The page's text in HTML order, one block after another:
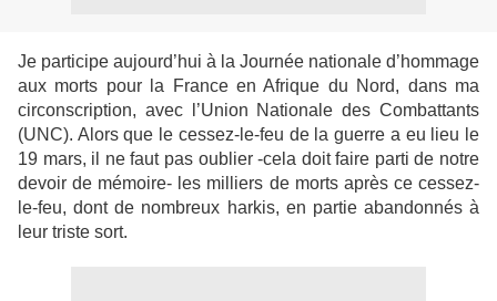
Je participe aujourd’hui à la Journée nationale d’hommage
aux morts pour la France en Afrique du Nord, dans ma
circonscription, avec l’Union Nationale des Combattants
(UNC). Alors que le cessez-le-feu de la guerre a eu lieu le
19 mars, il ne faut pas oublier -cela doit faire parti de notre
devoir de mémoire- les milliers de morts après ce cessez-
le-feu, dont de nombreux harkis, en partie abandonnés à
leur triste sort.